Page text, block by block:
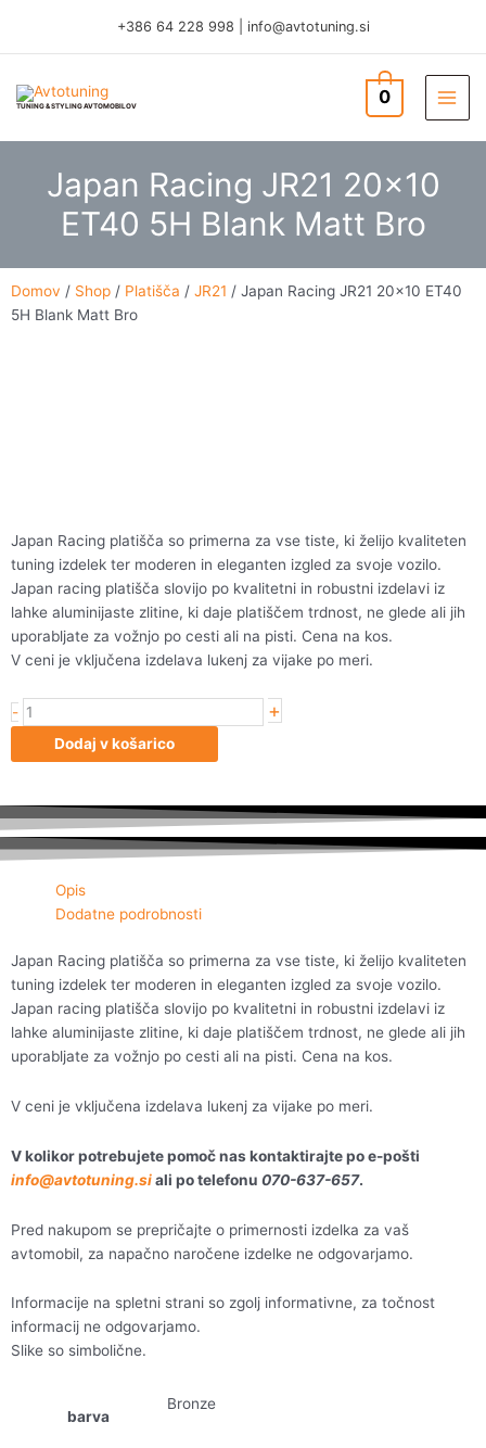
content
+386 64 228 998 info@avtotuning.si
TUNING & STYLING AVTOMOBILOV 0
Japan Racing JR21 20×10
ET40 5H Blank Matt Bro
Domov / Shop / Platišča / JR21 / Japan Racing JR21 20×10 ET40
5H Blank Matt Bro
Japan Racing platišča so primerna za vse tiste, ki želijo kvaliteten
tuning izdelek ter moderen in eleganten izgled za svoje vozilo.
Japan racing platišča slovijo po kvalitetni in robustni izdelavi iz
lahke aluminijaste zlitine, ki daje platiščem trdnost, ne glede ali jih
uporabljate za vožnjo po cesti ali na pisti. Cena na kos.
V ceni je vključena izdelava lukenj za vijake po meri.
- Japan
ET40
5H
Blank
količina
+
Dodaj v košarico
Opis
Dodatne podrobnosti
Japan Racing platišča so primerna za vse tiste, ki želijo kvaliteten
tuning izdelek ter moderen in eleganten izgled za svoje vozilo.
Japan racing platišča slovijo po kvalitetni in robustni izdelavi iz
lahke aluminijaste zlitine, ki daje platiščem trdnost, ne glede ali jih
uporabljate za vožnjo po cesti ali na pisti. Cena na kos.
V ceni je vključena izdelava lukenj za vijake po meri.
V kolikor potrebujete pomoč nas kontaktirajte po e-pošti
info@avtotuning.siali po telefonu 070-637-657.
Pred nakupom se prepričajte o primernosti izdelka za vaš
avtomobil, za napačno naročene izdelke ne odgovarjamo.
Informacije na spletni strani so zgolj informativne, za točnost
informacij ne odgovarjamo.
Slike so simbolične.
barva
Bronze